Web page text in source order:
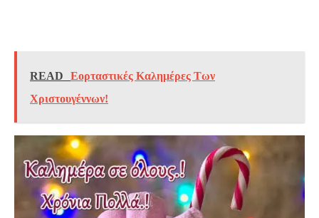
READ
Εορταστικές Καλημέρες Των
Χριστουγέννων!